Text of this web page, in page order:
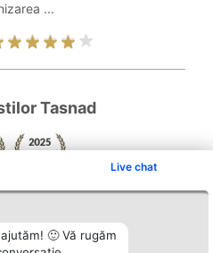
Live chat
🙂 Vă rugăm
...
Tasnad